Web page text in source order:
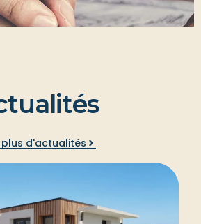
tualités
plus d'actualités